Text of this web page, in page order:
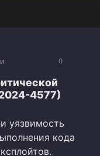
0
4577)
уязвимость
кода